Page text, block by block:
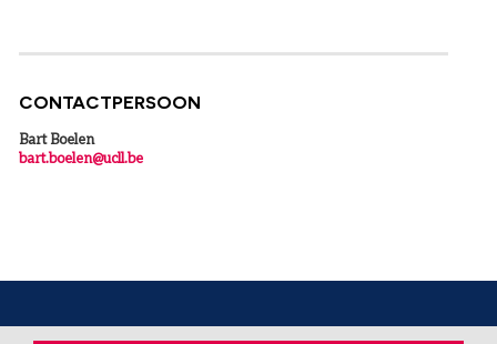
CONTACTPERSOON
Bart Boelen
bart.boelen@ucll.be